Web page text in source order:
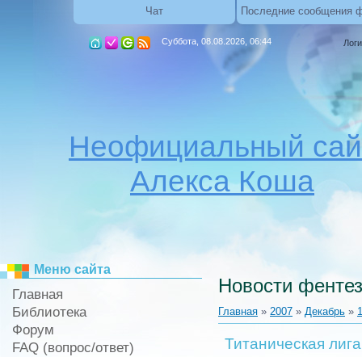
Чат Последние сообщения
Суббота, 08.08.2026, 06:44
Неофициальный
Алекса Коша
Меню сайта
Главная
Библиотека
Форум
FAQ (вопрос/ответ)
Новости
Главная » 2007 » Декабрь »
Титаническая лига